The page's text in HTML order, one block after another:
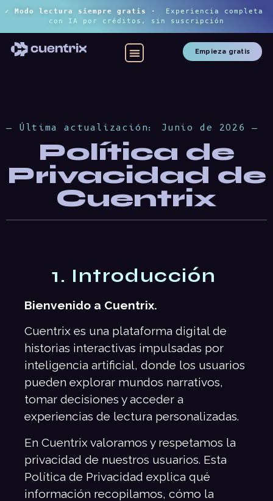
✓ Modo lectura siempre gratis ·
Experiencia completa
con IA por créditos, sin suscripción
Empieza gratis
— Última actualización: Junio de 2026 —
Política de
Privacidad de
Cuentrix
1. Introducción
Bienvenido a Cuentrix.
Cuentrix es una plataforma digital de
historias interactivas impulsadas por
inteligencia artificial, donde los usuarios
pueden explorar mundos narrativos,
tomar decisiones y acceder a
experiencias de lectura personalizadas.
En Cuentrix valoramos y respetamos la
privacidad de nuestros usuarios. Esta
Política de Privacidad explica qué
información recopilamos, cómo la